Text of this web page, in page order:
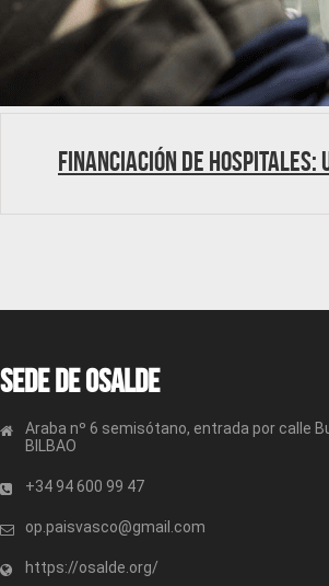
Financiación de hospitales:
Sede de OSALDE
Araba nº 6 semisótano, entrada por calle
BILBAO
+34 94 600 99 47
op.paisvasco@gmail.com
https://osalde.org/